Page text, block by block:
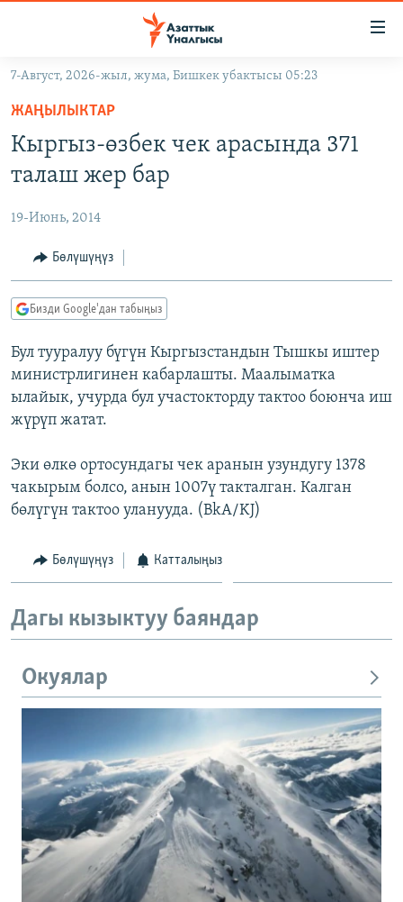
Навигацияга
өтүңүз
Издөөгө
салыңызКЫРГЫЗСТАН
ЭКОНОМИКА
МАДАНИЯТ
ДҮЙНӨ
БОРБОР АЗИЯ
АТАЙЫН ИЛИКТӨӨ
ТВ ПРОГРАММАЛАР
ЭКСПЕРТТЕР ТАЛДАЙТ
БИЗ ЖАНА ДҮЙНӨ
ДАНИСТЕ
ЭЖЕ-СИҢДИЛЕР
ЫҢГАЙСЫЗ СУРООЛОР
ӨЗГӨЧӨ ПИКИР
Русский
ОНЛАЙН ШЕРИНЕ
7-Август, 2026-жыл, жума, Бишкек убактысы 05:23
ЖАҢЫЛЫКТАР
Кыргыз-өзбек чек арасында 371
талаш жер бар
19-Июнь, 2014
Бөлүшүңүз
Бизди Google'дан табыңыз
Бул тууралуу бүгүн Кыргызстандын Тышкы иштер
министрлигинен кабарлашты. Маалыматка
ылайык, учурда бул участокторду тактоо боюнча иш
жүрүп жатат.
Эки өлкө ортосундагы чек аранын узундугу 1378
чакырым болсо, анын 1007ү такталган. Калган
бөлүгүн тактоо уланууда. (BkA/KJ)
Бөлүшүңүз Катталыңыз
Дагы кызыктуу баяндар
Окуялар